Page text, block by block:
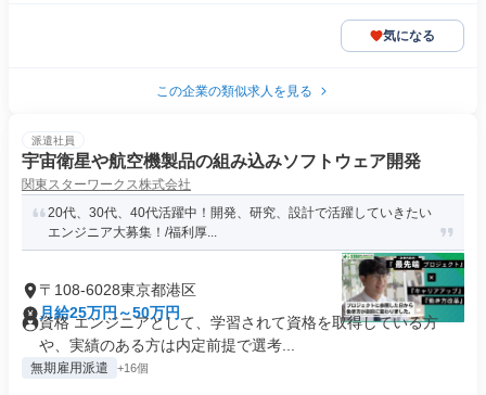
気になる
この企業の類似求人を見る
派遣社員
宇宙衛星や航空機製品の組み込みソフトウェア開発
関東スターワークス株式会社
20代、30代、40代活躍中！開発、研究、設計で活躍していきたい
エンジニア大募集！/福利厚...
〒108-6028東京都港区
月給25万円～50万円
資格 エンジニアとして、学習されて資格を取得している方
や、実績のある方は内定前提で選考...
無期雇用派遣 +16個